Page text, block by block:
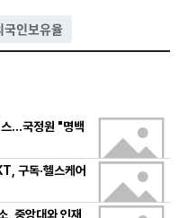
국인보유율
스…국정원 "명백
구독·헬스케어
, 중앙대와 인재